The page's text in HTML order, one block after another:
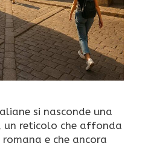
si nasconde una
un reticolo che affonda
romana e che ancora